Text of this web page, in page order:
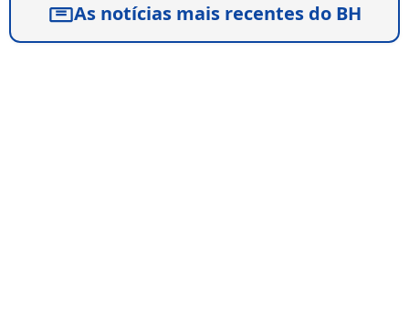
As notícias mais recentes do BH